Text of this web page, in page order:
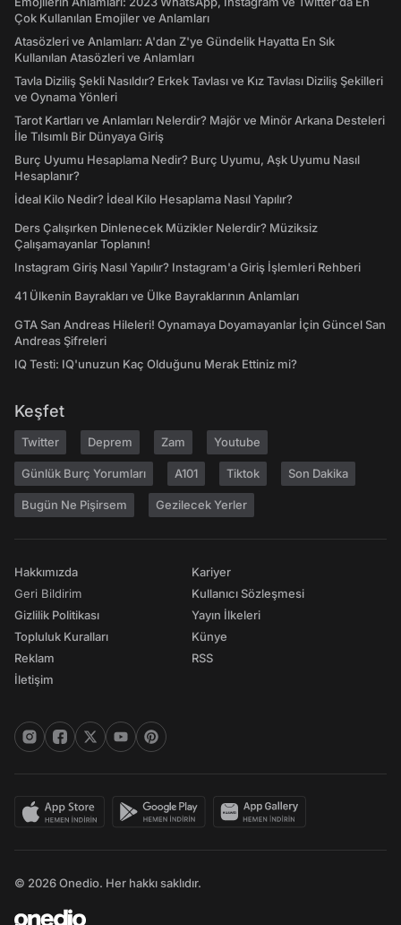
Çok Kullanılan Emojiler ve Anlamları
Atasözleri ve Anlamları: A'dan Z'ye Gündelik Hayatta En Sık
Kullanılan Atasözleri ve Anlamları
Tavla Diziliş Şekli Nasıldır? Erkek Tavlası ve Kız Tavlası Diziliş Şekilleri
ve Oynama Yönleri
Tarot Kartları ve Anlamları Nelerdir? Majör ve Minör Arkana Desteleri
İle Tılsımlı Bir Dünyaya Giriş
Burç Uyumu Hesaplama Nedir? Burç Uyumu, Aşk Uyumu Nasıl
Hesaplanır?
İdeal Kilo Nedir? İdeal Kilo Hesaplama Nasıl Yapılır?
Ders Çalışırken Dinlenecek Müzikler Nelerdir? Müziksiz
Çalışamayanlar Toplanın!
Instagram Giriş Nasıl Yapılır? Instagram'a Giriş İşlemleri Rehberi
41 Ülkenin Bayrakları ve Ülke Bayraklarının Anlamları
GTA San Andreas Hileleri! Oynamaya Doyamayanlar İçin Güncel San
Andreas Şifreleri
IQ Testi: IQ'unuzun Kaç Olduğunu Merak Ettiniz mi?
Keşfet
Twitter Deprem Zam Youtube
Günlük Burç Yorumları A101 Tiktok Son Dakika
Bugün Ne Pişirsem Gezilecek Yerler
Hakkımızda
Geri Bildirim
Gizlilik Politikası
Topluluk Kuralları
Reklam
İletişim
Kariyer
Kullanıcı Sözleşmesi
Yayın İlkeleri
Künye
RSS
© 2026 Onedio. Her hakkı saklıdır.